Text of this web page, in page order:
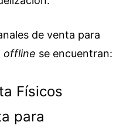
de venta para
offline se encuentran:
Físicos
para